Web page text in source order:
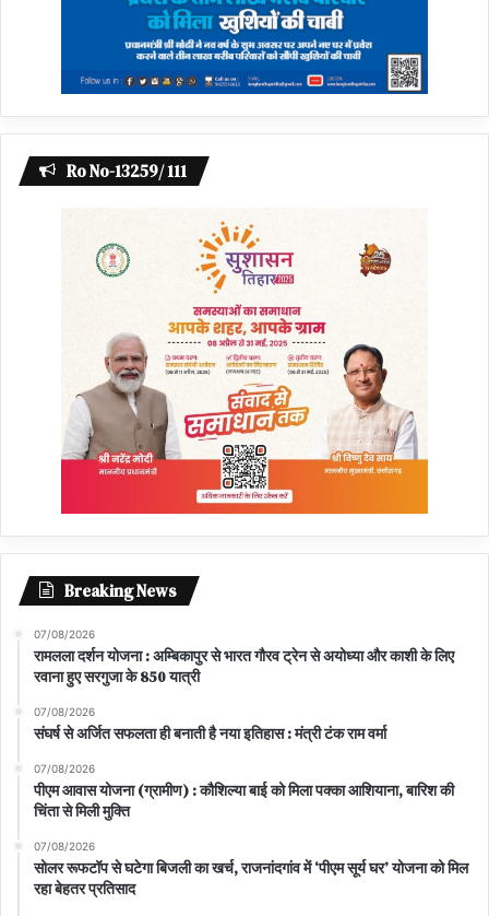
Ro No-13259/ 111
Breaking News
07/08/2026
रामलला दर्शन योजना : अम्बिकापुर से भारत गौरव ट्रेन से अयोध्या और काशी के लिए
रवाना हुए सरगुजा के 850 यात्री
07/08/2026
संघर्ष से अर्जित सफलता ही बनाती है नया इतिहास : मंत्री टंक राम वर्मा
07/08/2026
पीएम आवास योजना (ग्रामीण) : कौशिल्या बाई को मिला पक्का आशियाना, बारिश की
चिंता से मिली मुक्ति
07/08/2026
सोलर रूफटॉप से घटेगा बिजली का खर्च, राजनांदगांव में ‘पीएम सूर्य घर’ योजना को मिल
रहा बेहतर प्रतिसाद